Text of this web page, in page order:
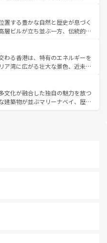
韓国の多彩な魅力を心ゆくまで味
みてほしい。 なお、新着の韓国情報はコンテンツ一
息づく。ハノイの古い町並みやホ
治時代の建物も、独特の雰囲気を
バラエティの豊かさとおいしさで
、ベトナムコーヒーなどは、ぜ
の地域を訪れてもあたたかい人々
ので、きっと忘れられない旅にな
置する豊かな自然と歴史が息づく
層ビルが立ち並ぶ一方、伝統的な
部ではチェンマイなどの山岳地
部ではプーケットやクラビの美し
を楽しむことができる。タイ料理
暖で、どの季節にも異なる楽しみ
すいタイの人々、仏教を中心とし
光資源が、訪れる旅人を魅了し続
わる香港は、特有のエネルギーを
ア湾に広がる壮大な景色、近未来
るはず。観光スポットが密集し
ろを回れるのも魅力。息をのむよ
験まで、香港を存分に楽しみ尽く
文化が融合した独自の魅力を放つ
建築物が並ぶマリーナベイ、歴史
情を楽しめる外せないスポット